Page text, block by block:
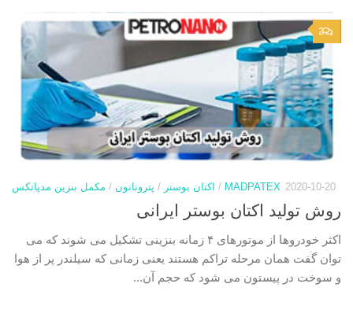
2
MADPATEX
/ اکتان بوستر / پترونانون / مکمل بنزین مدپاتکس 2020-10-20
روش تولید اکتان بوستر ایرانی
اکثر خودروها از موتورهای ۴ زمانه بنزینی تشکیل می شوند که می
توان گفت همان مرحله تراکم هستند یعنی زمانی که سیلندر پر از هوا
و سوخت در پیستون می شود که حجم آن...